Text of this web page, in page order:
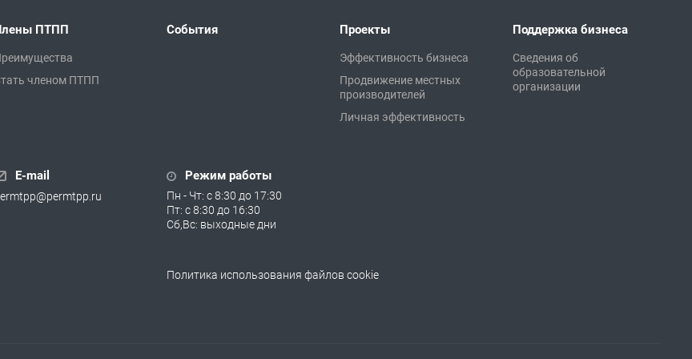
ПТПП
членом ПТПП
События Проекты
Эффективность бизнеса
Продвижение местных
производителей
Личная эффективность
Поддержка бизнеса
Сведения об
образовательной
организации
E-mail Режим работы
Пн - Чт: с 8:30 до 17:30
Пт: с 8:30 до 16:30
Сб,Вс: выходные дни
Политика использования файлов cookie